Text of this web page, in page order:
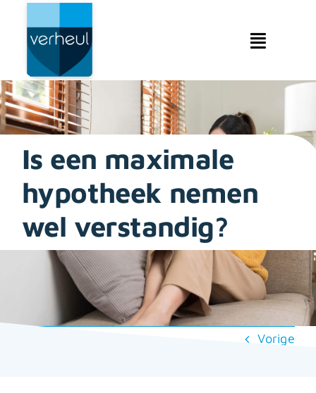
inhoud
Toggle
Makelaardij
Hypotheken
Verzekeringen
Over ons & beleid
Is een maximale
hypotheek nemen
wel verstandig?
Vorige